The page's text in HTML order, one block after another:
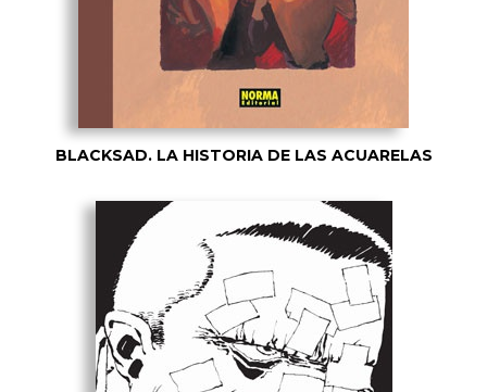
BLACKSAD. LA HISTORIA DE LAS ACUARELAS